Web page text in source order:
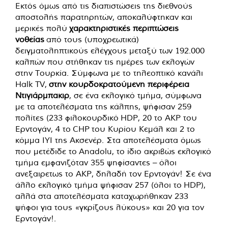
Εκτός όμως από τις διαπιστώσεις της διεθνούς
αποστολής παρατηρητών, αποκαλύφτηκαν και
μερικές πολύ χαρακτηριστικές περιπτώσεις
νοθείας από τους (υποχρεωτικά)
δειγματοληπτικούς ελέγχους μεταξύ των 192.000
καλπών που στήθηκαν τις ημέρες των εκλογών
στην Τουρκία. Σύμφωνα με το τηλεοπτικό κανάλι
Halk TV, στην κουρδοκρατούμενη περιφέρεια
Ντιγιάρμπακιρ, σε ένα εκλογικό τμήμα, σύμφωνα
με τα αποτελέσματα της κάλπης, ψήφισαν 259
πολίτες (233 φιλοκουρδικό HDP, 20 το ΑΚΡ του
Ερντογάν, 4 το CHP του Κυρίου Κεμάλ και 2 το
κόμμα ΙΥΙ της Ακσενέρ. Στα αποτελέσματα όμως
που μετέδιδε το Anadolu, το ίδιο ακριβώς εκλογικό
τμήμα εμφανιζόταν 355 ψηφίσαντες – όλοι
ανεξαιρετως το ΑΚΡ, δηλαδή τον Ερντογάν! Σε ένα
άλλο εκλογικό τμήμα ψήφισαν 257 (όλοι το HDP),
αλλά στα αποτελέσματα καταχωρήθηκαν 233
ψήφοι για τους «γκρίζους λύκους» και 20 για τον
Ερντογάν!.